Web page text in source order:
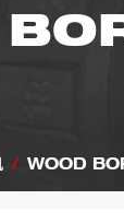
/ WOOD